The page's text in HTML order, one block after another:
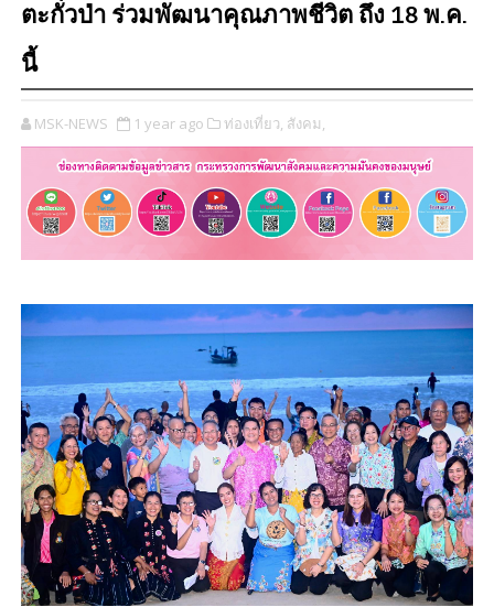
ตะกั่วป่า ร่วมพัฒนาคุณภาพชีวิต ถึง 18 พ.ค.
นี้
MSK-NEWS 1 year ago ท่องเที่ยว, สังคม,